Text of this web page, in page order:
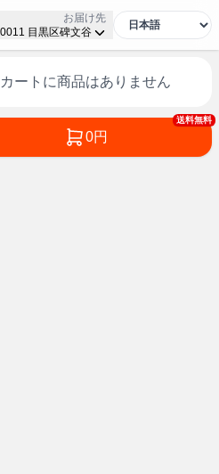
お届け先
目黒区碑文谷
カートに商品はありません
送料無料
0円